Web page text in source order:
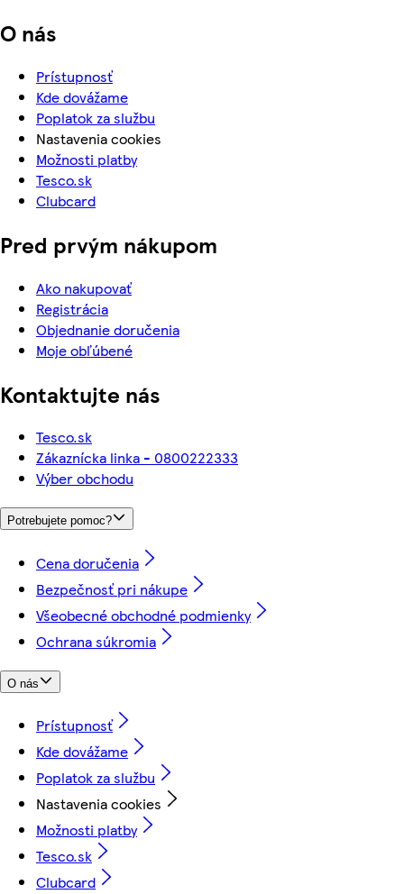
O nás
Prístupnosť
Kde dovážame
Poplatok za službu
Nastavenia cookies
Možnosti platby
Tesco.sk
Clubcard
Pred prvým nákupom
Ako nakupovať
Registrácia
Objednanie doručenia
Moje obľúbené
Kontaktujte nás
Tesco.sk
Zákaznícka linka - 0800222333
Výber obchodu
Potrebujete pomoc?
Cena doručenia
Bezpečnosť pri nákupe
Všeobecné obchodné podmienky
Ochrana súkromia
O nás
Prístupnosť
Kde dovážame
Poplatok za službu
Nastavenia cookies
Možnosti platby
Tesco.sk
Clubcard